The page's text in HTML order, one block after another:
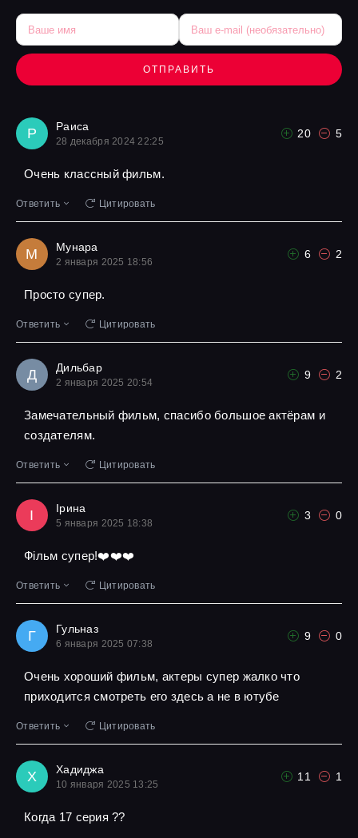
ОТПРАВИТЬ
Р Раиса
28 декабря 2024 22:25
20 5
Очень классный фильм.
Ответить Цитировать
М Мунара
2 января 2025 18:56
6 2
Просто супер.
Ответить Цитировать
Д Дильбар
2 января 2025 20:54
9 2
Замечательный фильм, спасибо большое актёрам и
создателям.
Ответить Цитировать
І Ірина
5 января 2025 18:38
3 0
Фільм супер!❤️❤️❤️
Ответить Цитировать
Г Гульназ
6 января 2025 07:38
9 0
Очень хороший фильм, актеры супер жалко что
приходится смотреть его здесь а не в ютубе
Ответить Цитировать
Х Хадиджа
10 января 2025 13:25
11 1
Когда 17 серия ??